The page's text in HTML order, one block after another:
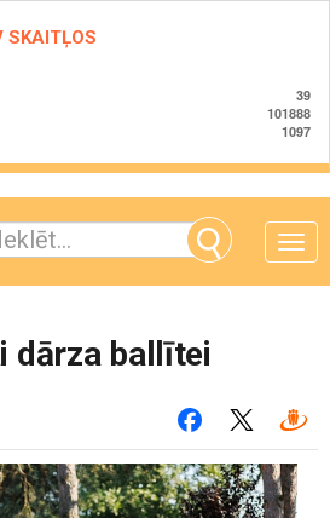
SKAITĻOS
39
101888
1097
Toggle
dārza ballītei